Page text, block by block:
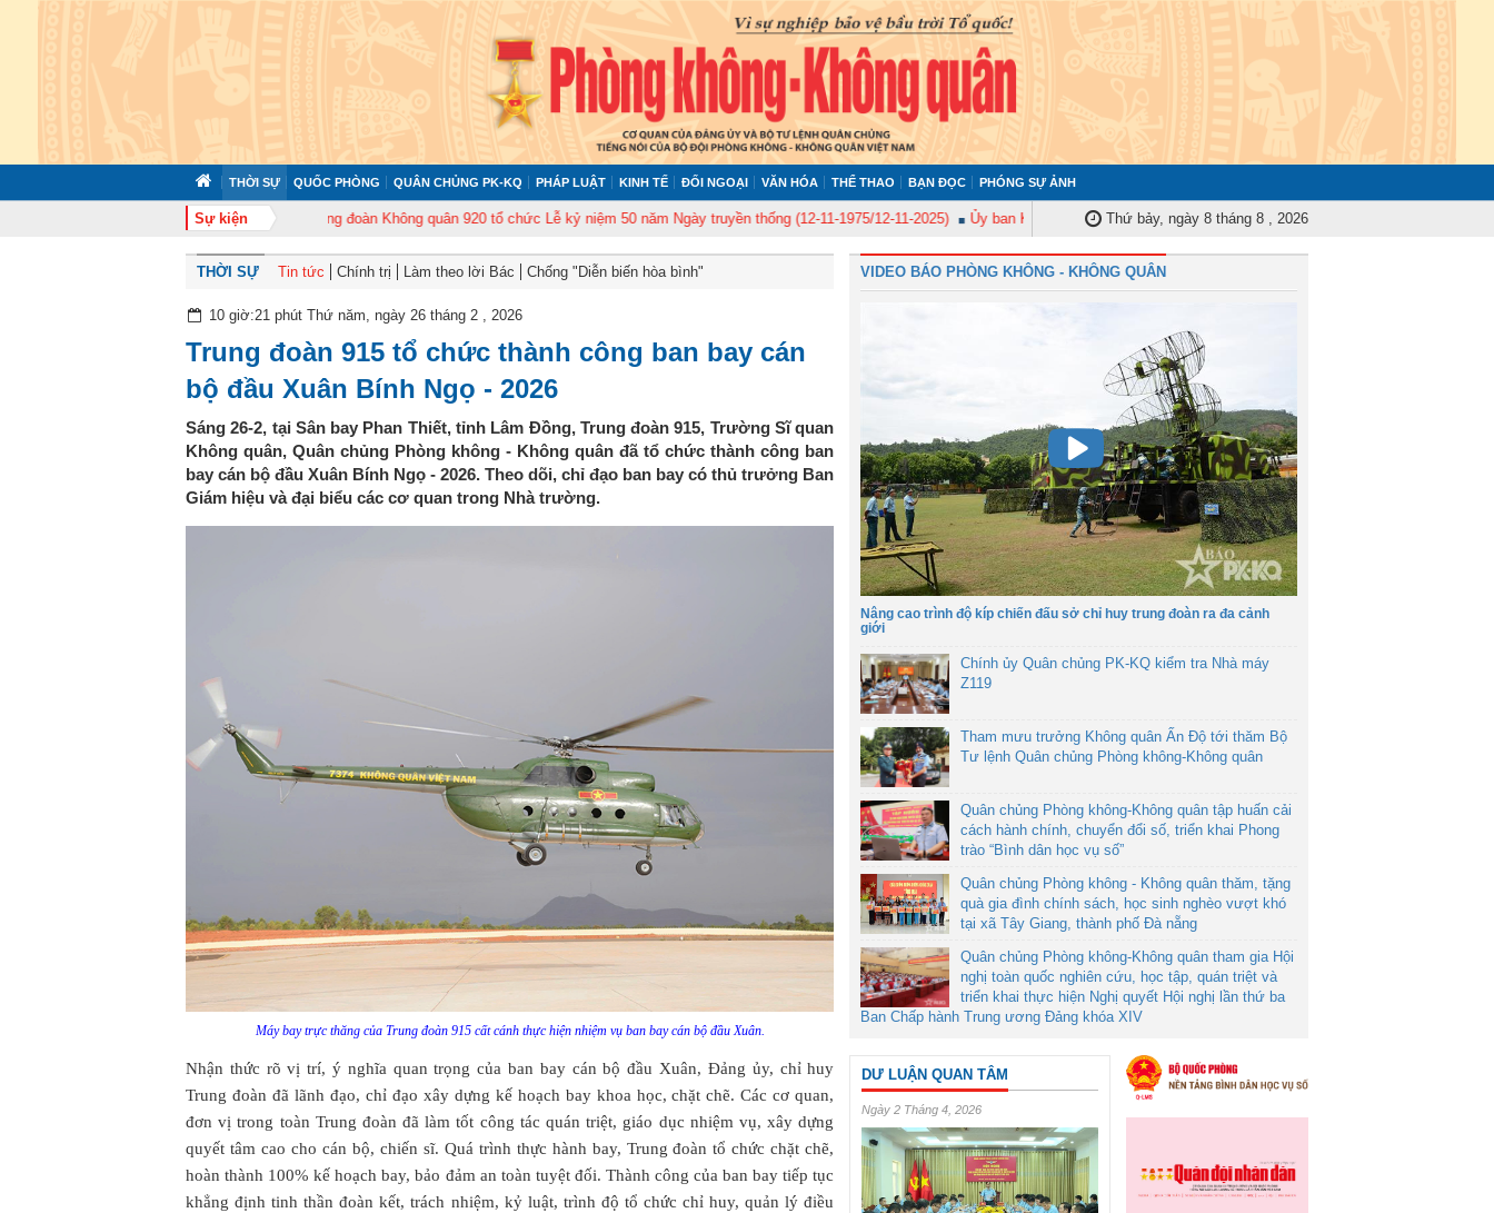
THỜI SỰ QUỐC PHÒNG QUÂN CHỦNG PK-KQ PHÁP LUẬT KINH TẾ ĐỐI NGOẠI VĂN HÓA THỂ THAO BẠN ĐỌC PHÓNG SỰ ẢNH
Sự kiện
tổ chức tập huấn cán bộ năm 2026 Trung đoàn Không quân 920 tổ chức Lễ kỷ niệm 50 năm Ngày truyền thống (12-11-1975/12-11-2025) Ủy ban Kiểm tra Quân ủy Trung ương tập huấn nghiệp vụ công tác kiểm tra, giám sát
Thứ bảy, ngày 8 tháng 8 , 2026
THỜI SỰ Tin tức Chính trị Làm theo lời Bác Chống "Diễn biến hòa bình"
10 giờ:21 phút Thứ năm, ngày 26 tháng 2 , 2026
Trung đoàn 915 tổ chức thành công ban bay cán
bộ đầu Xuân Bính Ngọ - 2026
Sáng 26-2, tại Sân bay Phan Thiết, tỉnh Lâm Đồng, Trung đoàn 915, Trường Sĩ quan
Không quân, Quân chủng Phòng không - Không quân đã tổ chức thành công ban
bay cán bộ đầu Xuân Bính Ngọ - 2026. Theo dõi, chỉ đạo ban bay có thủ trưởng Ban
Giám hiệu và đại biểu các cơ quan trong Nhà trường.
Máy bay trực thăng của Trung đoàn 915 cất cánh thực hiện nhiệm vụ ban bay cán bộ đầu Xuân.
Nhận thức rõ vị trí, ý nghĩa quan trọng của ban bay cán bộ đầu Xuân, Đảng ủy, chỉ huy
Trung đoàn đã lãnh đạo, chỉ đạo xây dựng kế hoạch bay khoa học, chặt chẽ. Các cơ quan,
đơn vị trong toàn Trung đoàn đã làm tốt công tác quán triệt, giáo dục nhiệm vụ, xây dựng
quyết tâm cao cho cán bộ, chiến sĩ. Quá trình thực hành bay, Trung đoàn tổ chức chặt chẽ,
hoàn thành 100% kế hoạch bay, bảo đảm an toàn tuyệt đối. Thành công của ban bay tiếp tục
khẳng định tinh thần đoàn kết, trách nhiệm, kỷ luật, trình độ tổ chức chỉ huy, quản lý điều
VIDEO BÁO PHÒNG KHÔNG - KHÔNG QUÂN
Nâng cao trình độ kíp chiến đấu sở chỉ huy trung đoàn ra đa cảnh
giới
Chính ủy Quân chủng PK-KQ kiểm tra Nhà máy
Z119
Tham mưu trưởng Không quân Ấn Độ tới thăm Bộ
Tư lệnh Quân chủng Phòng không-Không quân
Quân chủng Phòng không-Không quân tập huấn cải
cách hành chính, chuyển đổi số, triển khai Phong
trào “Bình dân học vụ số”
Quân chủng Phòng không - Không quân thăm, tặng
quà gia đình chính sách, học sinh nghèo vượt khó
tại xã Tây Giang, thành phố Đà nẵng
Quân chủng Phòng không-Không quân tham gia Hội
nghị toàn quốc nghiên cứu, học tập, quán triệt và
triển khai thực hiện Nghị quyết Hội nghị lần thứ ba
Ban Chấp hành Trung ương Đảng khóa XIV
DƯ LUẬN QUAN TÂM
Ngày 2 Tháng 4, 2026